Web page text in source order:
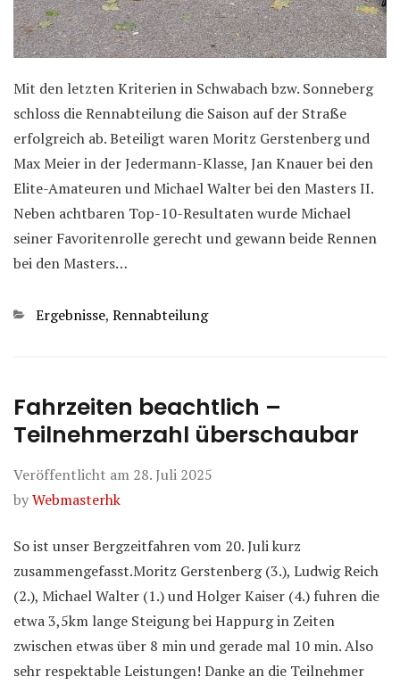
Mit den letzten Kriterien in Schwabach bzw. Sonneberg
schloss die Rennabteilung die Saison auf der Straße
erfolgreich ab. Beteiligt waren Moritz Gerstenberg und
Max Meier in der Jedermann-Klasse, Jan Knauer bei den
Elite-Amateuren und Michael Walter bei den Masters II.
Neben achtbaren Top-10-Resultaten wurde Michael
seiner Favoritenrolle gerecht und gewann beide Rennen
bei den Masters…
Kategorien
Ergebnisse, Rennabteilung
Fahrzeiten beachtlich –
Teilnehmerzahl überschaubar
Veröffentlicht am 28. Juli 2025
byWebmasterhk
So ist unser Bergzeitfahren vom 20. Juli kurz
zusammengefasst.Moritz Gerstenberg (3.), Ludwig Reich
(2.), Michael Walter (1.) und Holger Kaiser (4.) fuhren die
etwa 3,5km lange Steigung bei Happurg in Zeiten
zwischen etwas über 8 min und gerade mal 10 min. Also
sehr respektable Leistungen! Danke an die Teilnehmer